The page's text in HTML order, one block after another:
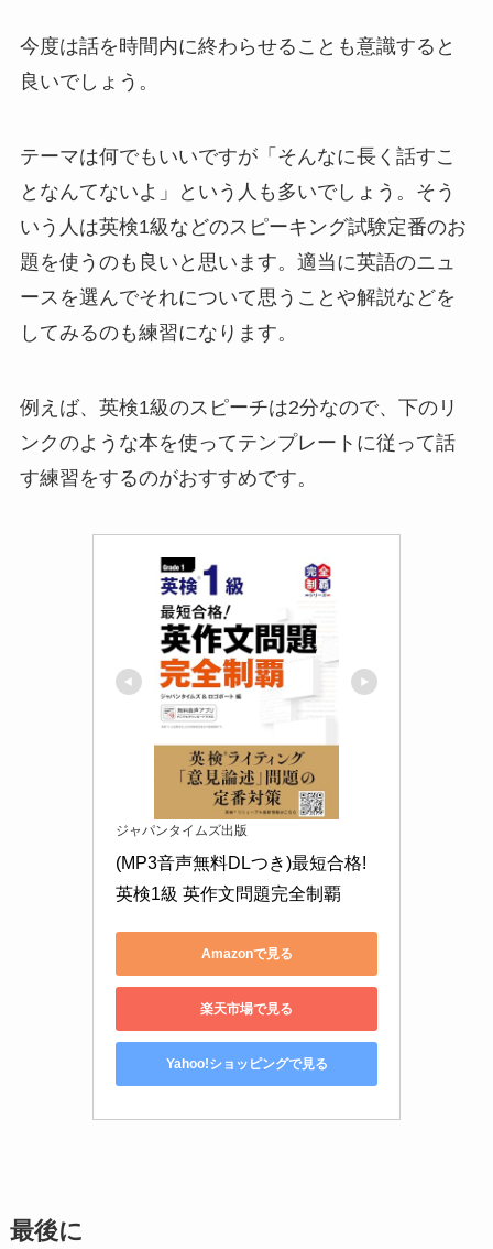
今度は話を時間内に終わらせることも意識すると
良いでしょう。
テーマは何でもいいですが「そんなに長く話すこ
となんてないよ」という人も多いでしょう。そう
いう人は英検1級などのスピーキング試験定番のお
題を使うのも良いと思います。適当に英語のニュ
ースを選んでそれについて思うことや解説などを
してみるのも練習になります。
例えば、英検1級のスピーチは2分なので、下のリ
ンクのような本を使ってテンプレートに従って話
す練習をするのがおすすめです。
ジャパンタイムズ出版
(MP3音声無料DLつき)最短合格!
英検1級 英作文問題完全制覇
Amazonで見る
楽天市場で見る
Yahoo!ショッピングで見る
最後に